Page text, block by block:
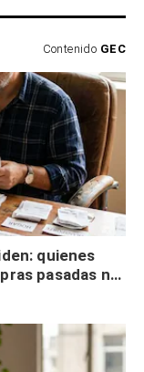
Contenido GEC
quienes
pasadas no
necesidad de